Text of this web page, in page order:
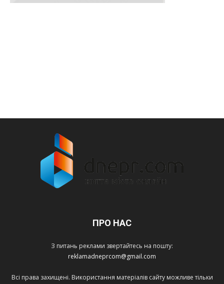
ПРО НАС
З питань реклами звертайтесь на пошту:
reklamadneprcom@gmail.com
Всі права захищені. Використання матеріалів сайту можливе тільки